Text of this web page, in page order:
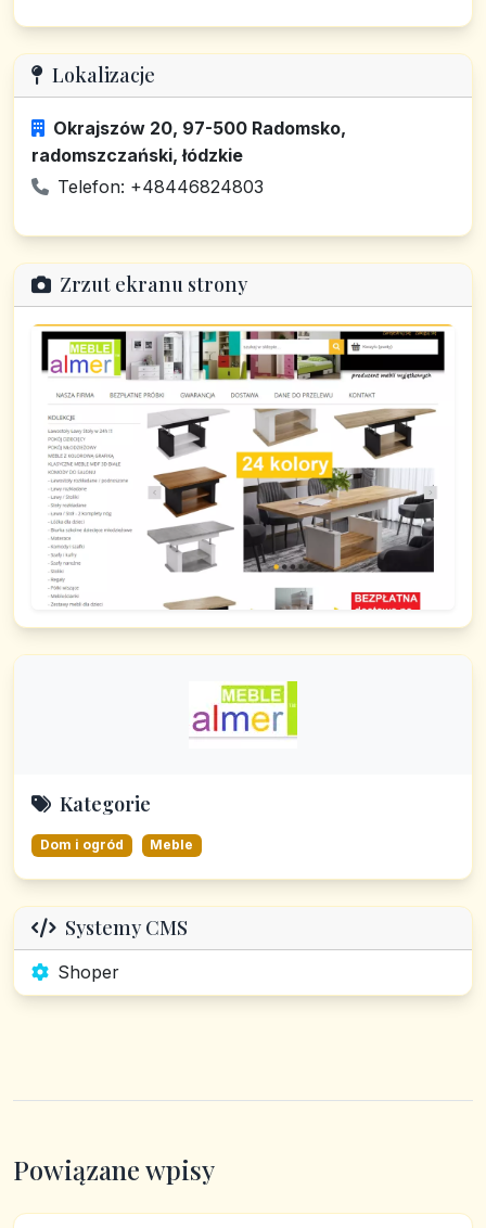
Lokalizacje
Okrajszów 20, 97-500 Radomsko,
radomszczański, łódzkie
Telefon: +48446824803
Zrzut ekranu strony
Kategorie
Dom i ogród Meble
Systemy CMS
Shoper
Powiązane wpisy